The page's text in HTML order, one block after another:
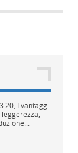
I vantaggi